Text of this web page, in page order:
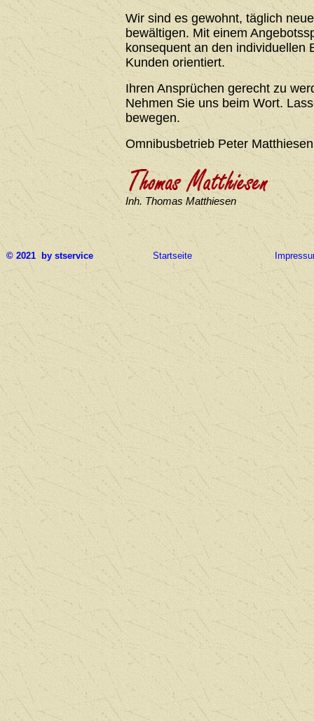
Wir sind es gewohnt, täglich
bewältigen. Mit einem
konsequent an den individuellen
Kunden orientiert.
Ihren Ansprüchen gerecht zu
Nehmen Sie uns beim Wort.
bewegen.
Omnibusbetrieb Peter Matthiesen
Inh. Thomas Matthiesen
© 2021 by stservice Startseite